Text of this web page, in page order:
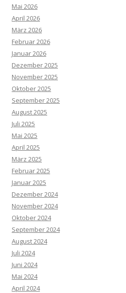
Mai 2026
April 2026
März 2026
Februar 2026
Januar 2026
Dezember 2025
November 2025
Oktober 2025
September 2025
August 2025
Juli 2025
Mai 2025
April 2025
März 2025
Februar 2025
Januar 2025
Dezember 2024
November 2024
Oktober 2024
September 2024
August 2024
Juli 2024
Juni 2024
Mai 2024
April 2024